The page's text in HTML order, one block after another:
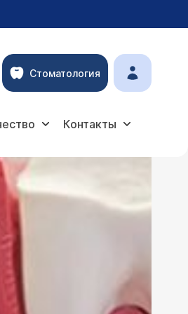
Стоматология
Контакты